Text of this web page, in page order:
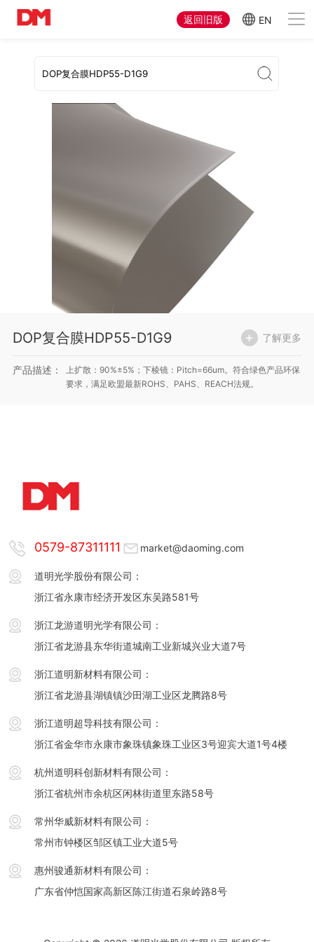
EN
返回旧版
DOP复合膜HDP55-D1G9 了解更多
产品描述：
上扩散：90%±5%；下棱镜：Pitch=66um。符合绿色产品环保
要求，满足欧盟最新ROHS、PAHS、REACH法规。
0579-87311111 market@daoming.com
道明光学股份有限公司：
浙江省永康市经济开发区东吴路581号
浙江龙游道明光学有限公司：
浙江省龙游县东华街道城南工业新城兴业大道7号
浙江道明新材料有限公司：
浙江省龙游县湖镇镇沙田湖工业区龙腾路8号
浙江道明超导科技有限公司：
浙江省金华市永康市象珠镇象珠工业区3号迎宾大道1号4楼
杭州道明科创新材料有限公司：
浙江省杭州市余杭区闲林街道里东路58号
常州华威新材料有限公司：
常州市钟楼区邹区镇工业大道5号
惠州骏通新材料有限公司：
广东省仲恺国家高新区陈江街道石泉岭路8号